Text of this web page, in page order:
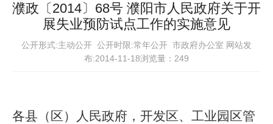
濮政〔2014〕68号 濮阳市人民政府关于开
展失业预防试点工作的实施意见
公开形式:主动公开 公开时限:常年公开 市政府办公室 网站发
布:2014-11-18浏览量： 249
各县（区）人民政府，开发区、工业园区管